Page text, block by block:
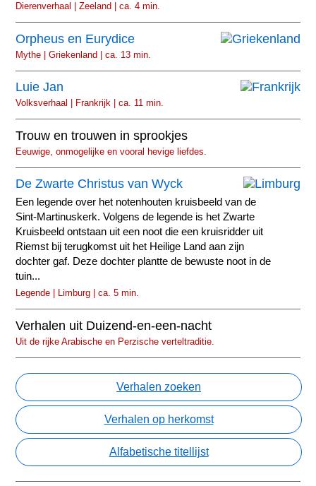
Dierenverhaal | Zeeland | ca. 4 min.
Orpheus en Eurydice
Mythe | Griekenland | ca. 13 min.
Luie Jan
Volksverhaal | Frankrijk | ca. 11 min.
Trouw en trouwen in sprookjes
Eeuwige, onmogelijke en vooral hevige liefdes.
De Zwarte Christus van Wyck
Een legende over het notenhouten kruisbeeld van de
Sint-Martinuskerk. Volgens de legende is het Zwarte
Kruisbeeld ontstaan uit een noot die een kruisridder uit
Riemst bij terugkomst uit het Heilige Land aan zijn
dochter gaf. Deze dochter plantte de bewuste noot in de
tuin...
Legende | Limburg | ca. 5 min.
Verhalen uit Duizend-en-een-nacht
Uit de rijke Arabische en Perzische verteltraditie.
Verhalen zoeken
Verhalen op herkomst
Alfabetische titellijst